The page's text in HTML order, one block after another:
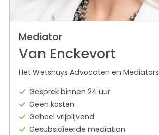
Mediator
Van Enckevort
Het Wetshuys Advocaten en Mediators
Gesprek binnen 24 uur
Geen kosten
Geheel vrijblijvend
Gesubsidieerde mediation